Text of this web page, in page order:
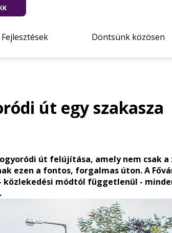
Fejlesztések Döntsünk közösen
út egy szakasza
út felújítása, amely nem csak
ezen a fontos, forgalmas úton. A
módtól függetlenül -